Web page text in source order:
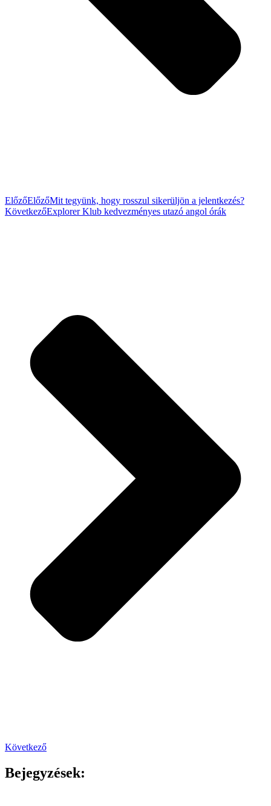
ElőzőElőzőMit tegyünk, hogy rosszul sikerüljön a jelentkezés?
KövetkezőExplorer Klub kedvezményes utazó angol órák
Következő
Bejegyzések: